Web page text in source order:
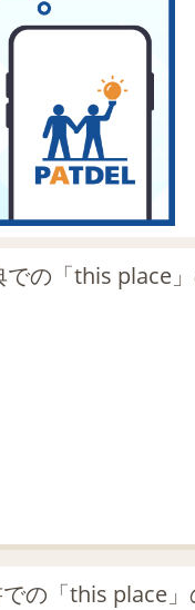
の「this place
の「this place」